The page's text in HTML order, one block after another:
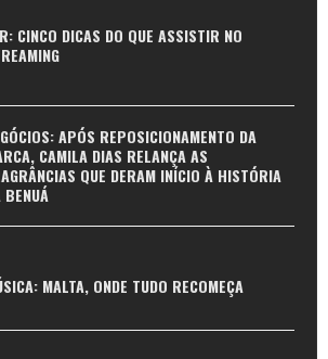
CINCO DICAS DO QUE ASSISTIR NO
APÓS REPOSICIONAMENTO DA
CAMILA DIAS RELANÇA AS
QUE DERAM INÍCIO À HISTÓRIA
BENUÁ
MALTA, ONDE TUDO RECOMEÇA